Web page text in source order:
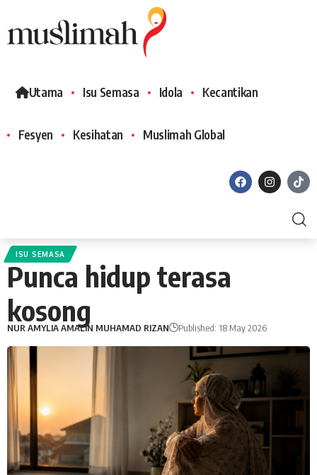
Utama Isu Semasa Idola Kecantikan
Fesyen Kesihatan Muslimah Global
ISU SEMASA
Punca hidup terasa
kosong
NUR AMYLIA AMALIN MUHAMAD RIZAN Published: 18 May 2026